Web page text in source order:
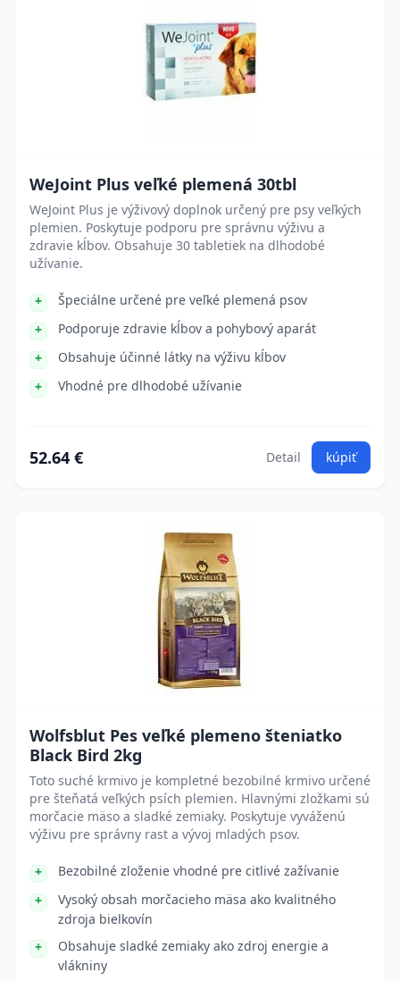
WeJoint Plus veľké plemená 30tbl
WeJoint Plus je výživový doplnok určený pre psy veľkých
plemien. Poskytuje podporu pre správnu výživu a
zdravie kĺbov. Obsahuje 30 tabletiek na dlhodobé
užívanie.
Špeciálne určené pre veľké plemená psov
Podporuje zdravie kĺbov a pohybový aparát
Obsahuje účinné látky na výživu kĺbov
Vhodné pre dlhodobé užívanie
52.64 € Detail kúpiť
Wolfsblut Pes veľké plemeno šteniatko
Black Bird 2kg
Toto suché krmivo je kompletné bezobilné krmivo určené
pre šteňatá veľkých psích plemien. Hlavnými zložkami sú
morčacie mäso a sladké zemiaky. Poskytuje vyváženú
výživu pre správny rast a vývoj mladých psov.
Bezobilné zloženie vhodné pre citlivé zažívanie
Vysoký obsah morčacieho mäsa ako kvalitného
zdroja bielkovín
Obsahuje sladké zemiaky ako zdroj energie a
vlákniny